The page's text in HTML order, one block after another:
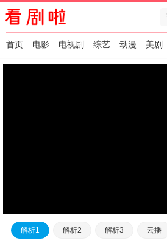
首页 电影 电视剧 综艺 动漫 美剧
解析1 解析2 解析3 云播